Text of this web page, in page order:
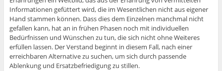
Informationen gefüttert wird, die im Wesentlichen nicht aus eigener
Hand stammen können. Dass dies dem Einzelnen manchmal nicht
gefallen kann, hat an in frühen Phasen noch mit individuellen
Bedürfnissen und Wünschen zu tun, die sich nicht ohne Weiteres
erfüllen lassen. Der Verstand beginnt in diesem Fall, nach einer
erreichbaren Alternative zu suchen, um sich durch passende
Ablenkung und Ersatzbefriedigung zu stillen.